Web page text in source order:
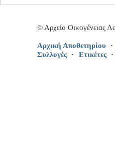
© Αρχείο Οικογένειας
Αρχική Αποθετηρίου
Συλλογές
Ετικέτες